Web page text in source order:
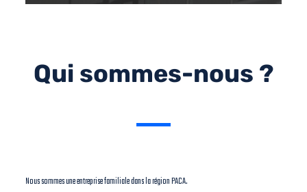
Qui sommes-nous ?
Nous sommes une entreprise familiale dans la région PACA.